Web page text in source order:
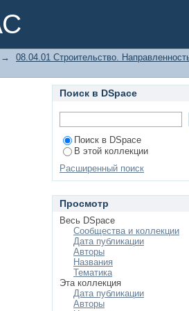
→
08.04.01 Строительство.
Поиск в DSpace
Поиск в DSpace
В этой коллекции
Расширенный поиск
Просмотр
Весь DSpace
Сообщества и коллекции
Дата публикации
Авторы
Названия
Тематика
Эта коллекция
Дата публикации
Авторы